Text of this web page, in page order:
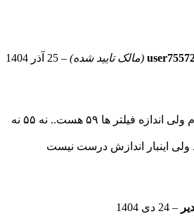
(مالک تایید شده) – 25 آذر 1404
سایز ۵۵ سفارش دادم ولی اندازه فیلتر ها ۵۹ هست.. نه ۵۵ نه
اینبار اندازش درست نیست
– 24 دی 1404